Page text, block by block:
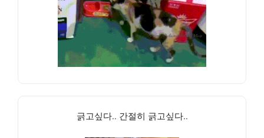
긁고싶다.. 간절히 긁고싶다..